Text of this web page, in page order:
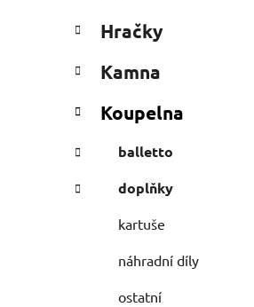
a
e
i
Hračky
Kamna
Koupelna
balletto
doplňky
kartuše
náhradní díly
ostatní